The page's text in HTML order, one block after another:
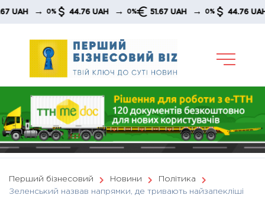
Skip
→ 0% 44.76 UAH → 0% 51.67 UAH → 0% 44.76 UAH →
Перший бізнесовий Новини
Політика
Зеленський назвав напрямки, де тривають найзапекліші